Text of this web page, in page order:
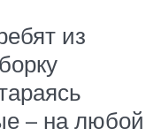
из
– на любой